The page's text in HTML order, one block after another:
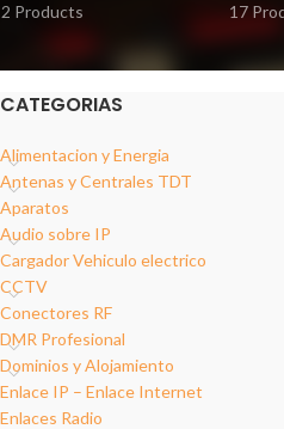
2 Products
17
CATEGORIAS
Alimentacion y Energia
Antenas y Centrales TDT
Aparatos
Audio sobre IP
Cargador Vehiculo electrico
CCTV
Conectores RF
DMR Profesional
Dominios y Alojamiento
Enlace IP – Enlace Internet
Enlaces Radio